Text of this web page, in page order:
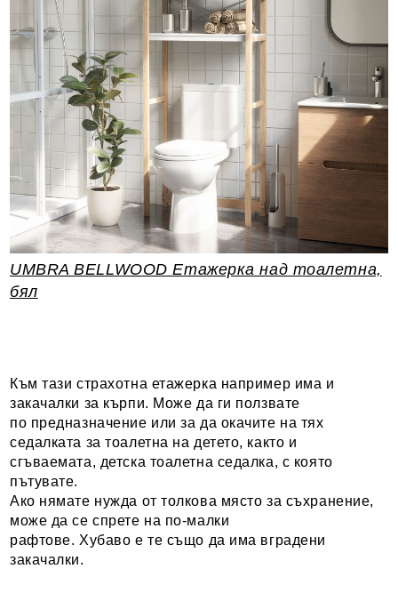
UMBRA BELLWOOD Етажерка над тоалетна,
бял
Към тази страхотна етажерка например има и
закачалки за кърпи. Може да ги ползвате
по предназначение или за да окачите на тях
седалката за тоалетна на детето, както и
сгъваемата, детска тоалетна седалка, с която
пътувате.
Ако нямате нужда от толкова място за съхранение,
може да се спрете на по-малки
рафтове. Хубаво е те също да има вградени
закачалки.